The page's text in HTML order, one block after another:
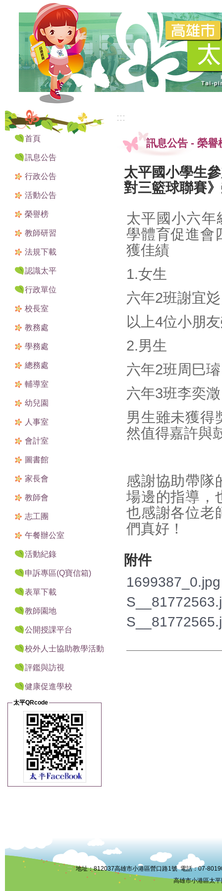
:::
首頁
訊息公告
行政公告
活動公告
榮譽榜
教師研習
法規下載
認識太平
行政單位
校長室
教務處
學務處
總務處
輔導室
幼兒園
人事室
會計室
圖書館
家長會
教師會
志工團
午餐辦公室
活動紀錄
申訴專區(Q寶信箱)
表單下載
教師園地
公開授課平台
校外人士協助教學活動
評鑑與訪視
健康促進學校
太平QRcode
:::
訊息公告 - 榮譽
太平國小學生
對三籃球聯賽
太平國小六年
學體育促進會
獲佳績
1.女生
六年2班謝宜
以上4位小朋
2.男生
六年2班周巳
六年3班李奕
男生雖未獲得
然值得嘉許與
感謝協助帶隊
場邊的指導，
也感謝各位老
們真好！
附件
1699387_0.jpg
::: 地址：812037高雄市小港區營口路1號 電話：07-
高雄市小港區太